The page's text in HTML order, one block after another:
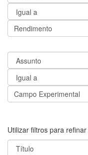
Utilizar filtros para